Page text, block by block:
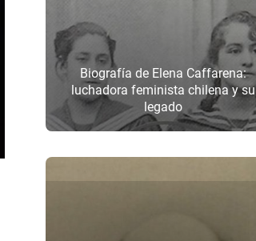
Biografía de Elena Caffarena:
luchadora feminista chilena y su
legado